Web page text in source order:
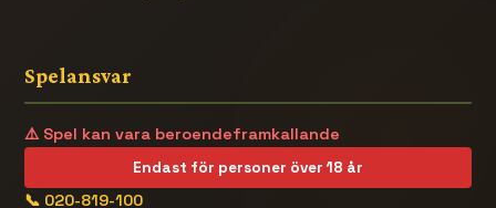
Spelansvar
⚠️ Spel kan vara beroendeframkallande
Endast för personer över 18 år
📞 020-819-100